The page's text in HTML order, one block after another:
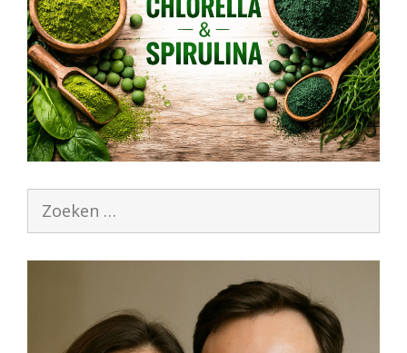
Zoek